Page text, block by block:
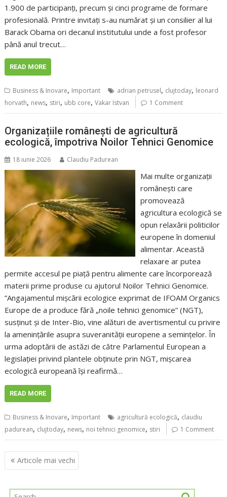
1.900 de participanți, precum și cinci programe de formare
profesională. Printre invitați s-au numărat și un consilier al lui
Barack Obama ori decanul institutului unde a fost profesor
până anul trecut…
READ MORE
Business & Inovare, Important adrian petrusel, clujtoday, leonard
horvath, news, stiri, ubb core,Vakar Istvan 1 Comment
Organizațiile românești de agricultură
ecologică, împotriva Noilor Tehnici Genomice
18 iunie 2026 Claudiu Padurean
Mai multe organizații
românești care
promovează
agricultura ecologică se
opun relaxării politicilor
europene în domeniul
alimentar. Această
relaxare ar putea
permite accesul pe piață pentru alimente care încorporează
materii prime produse cu ajutorul Noilor Tehnici Genomice.
”Angajamentul mișcării ecologice exprimat de IFOAM Organics
Europe de a produce fără „noile tehnici genomice” (NGT),
susținut și de Inter-Bio, vine alături de avertismentul cu privire
la amenințările asupra suveranității europene a semințelor. În
urma adoptării de astăzi de către Parlamentul European a
legislației privind plantele obținute prin NGT, mișcarea
ecologică europeană își reafirmă…
READ MORE
Business & Inovare, Important agricultură ecologică, claudiu
padurean, clujtoday, news, noi tehnici genomice, stiri 1 Comment
Navigare
în
Articole mai vechi